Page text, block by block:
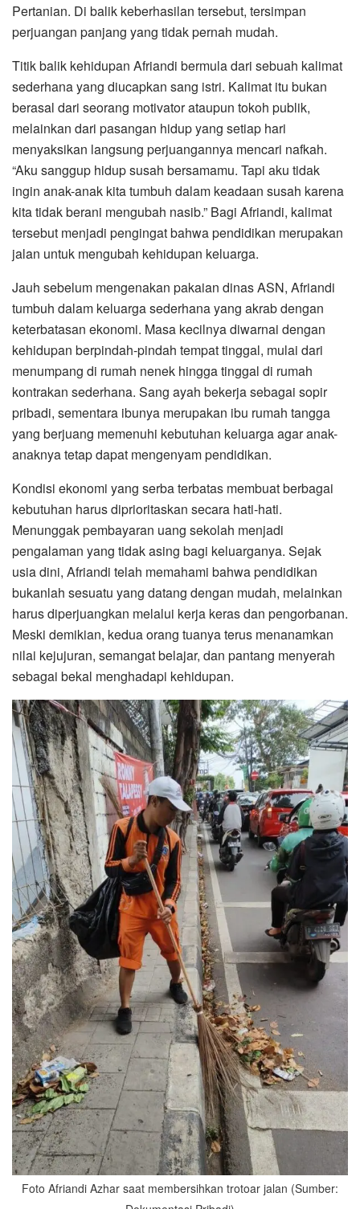
Pertanian. Di balik keberhasilan tersebut, tersimpan
perjuangan panjang yang tidak pernah mudah.
Titik balik kehidupan Afriandi bermula dari sebuah kalimat
sederhana yang diucapkan sang istri. Kalimat itu bukan
berasal dari seorang motivator ataupun tokoh publik,
melainkan dari pasangan hidup yang setiap hari
menyaksikan langsung perjuangannya mencari nafkah.
“Aku sanggup hidup susah bersamamu. Tapi aku tidak
ingin anak-anak kita tumbuh dalam keadaan susah karena
kita tidak berani mengubah nasib.” Bagi Afriandi, kalimat
tersebut menjadi pengingat bahwa pendidikan merupakan
jalan untuk mengubah kehidupan keluarga.
Jauh sebelum mengenakan pakaian dinas ASN, Afriandi
tumbuh dalam keluarga sederhana yang akrab dengan
keterbatasan ekonomi. Masa kecilnya diwarnai dengan
kehidupan berpindah-pindah tempat tinggal, mulai dari
menumpang di rumah nenek hingga tinggal di rumah
kontrakan sederhana. Sang ayah bekerja sebagai sopir
pribadi, sementara ibunya merupakan ibu rumah tangga
yang berjuang memenuhi kebutuhan keluarga agar anak-
anaknya tetap dapat mengenyam pendidikan.
Kondisi ekonomi yang serba terbatas membuat berbagai
kebutuhan harus diprioritaskan secara hati-hati.
Menunggak pembayaran uang sekolah menjadi
pengalaman yang tidak asing bagi keluarganya. Sejak
usia dini, Afriandi telah memahami bahwa pendidikan
bukanlah sesuatu yang datang dengan mudah, melainkan
harus diperjuangkan melalui kerja keras dan pengorbanan.
Meski demikian, kedua orang tuanya terus menanamkan
nilai kejujuran, semangat belajar, dan pantang menyerah
sebagai bekal menghadapi kehidupan.
Foto Afriandi Azhar saat membersihkan trotoar jalan (Sumber: